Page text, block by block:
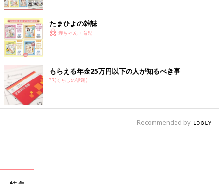
たまひよの雑誌
赤ちゃん・育児
もらえる年金25万円以下の人が知るべき事
PR(くらしの話題)
Recommended by